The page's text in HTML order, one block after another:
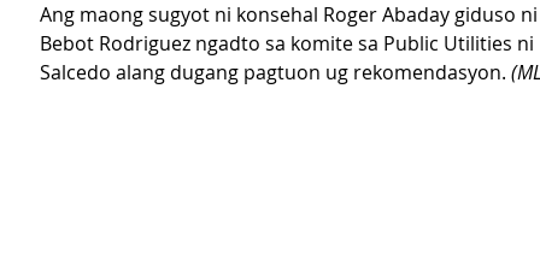
Ang maong sugyot ni konsehal Roger Abaday giduso
Bebot Rodriguez ngadto sa komite sa Public Utilities
Salcedo alang dugang pagtuon ug rekomendasyon.